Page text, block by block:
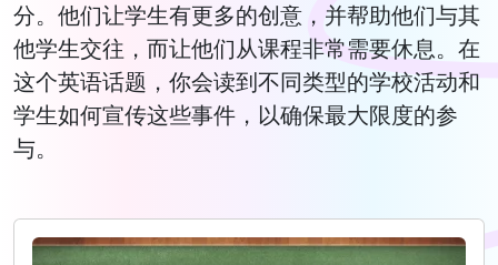
分。他们让学生有更多的创意，并帮助他们与其
他学生交往，而让他们从课程非常需要休息。在
这个英语话题，你会读到不同类型的学校活动和
学生如何宣传这些事件，以确保最大限度的参
与。